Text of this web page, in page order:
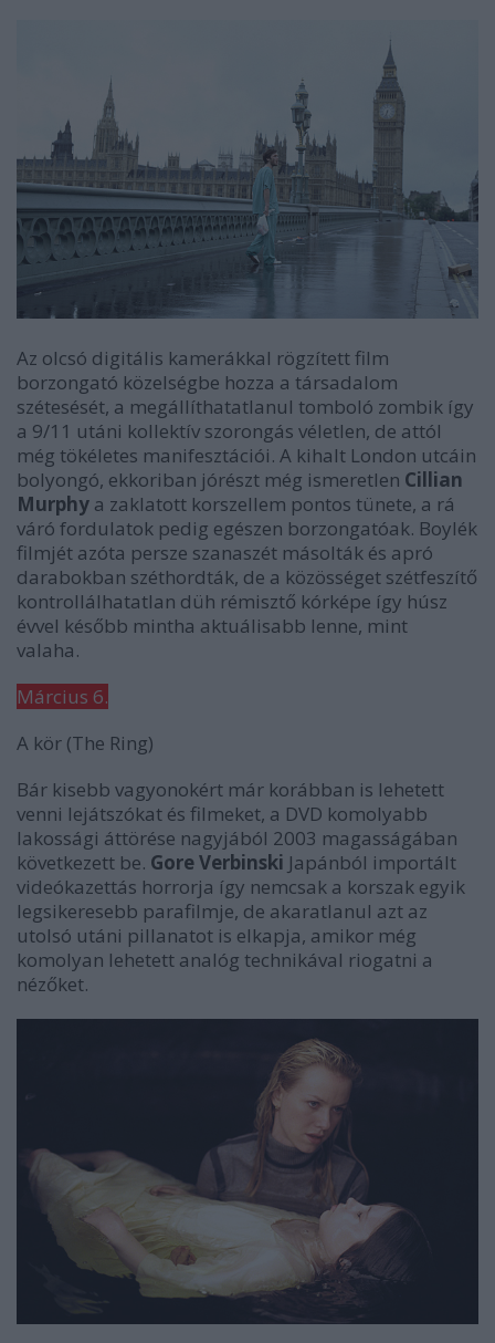
Az olcsó digitális kamerákkal rögzített film
borzongató közelségbe hozza a társadalom
szétesését, a megállíthatatlanul tomboló zombik így
a 9/11 utáni kollektív szorongás véletlen, de attól
még tökéletes manifesztációi. A kihalt London utcáin
bolyongó, ekkoriban jórészt még ismeretlen Cillian
Murphy a zaklatott korszellem pontos tünete, a rá
váró fordulatok pedig egészen borzongatóak. Boylék
filmjét azóta persze szanaszét másolták és apró
darabokban széthordták, de a közösséget szétfeszítő
kontrollálhatatlan düh rémisztő kórképe így húsz
évvel később mintha aktuálisabb lenne, mint
valaha.
Március 6.
A kör (The Ring)
Bár kisebb vagyonokért már korábban is lehetett
venni lejátszókat és filmeket, a DVD komolyabb
lakossági áttörése nagyjából 2003 magasságában
következett be. Gore Verbinski Japánból importált
videókazettás horrorja így nemcsak a korszak egyik
legsikeresebb parafilmje, de akaratlanul azt az
utolsó utáni pillanatot is elkapja, amikor még
komolyan lehetett analóg technikával riogatni a
nézőket.